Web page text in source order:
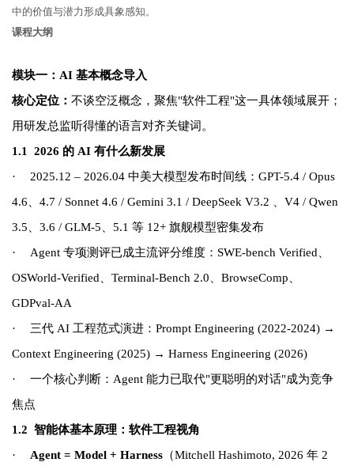
中的价值与潜力形成具象感知。
课程大纲
模块一：AI 基本概念导入
核心定位： 不谈空泛概念，聚焦"软件工程"这一具体领域展开；
用研发总监听得懂的语言对齐关键词。
1.1 2026 的 AI 有什么新发展
·
2025.12 – 2026.04 中美大模型发布时间线：GPT-5.4 / Opus
4.6 、4.7 / Sonnet 4.6 / Gemini 3.1 / DeepSeek V3.2 、V4 / Qwen
3.5 、3.6 / GLM-5 、5.1 等 12+ 旗舰模型密集发布
·
Agent 专项测评已成主流评分维度：SWE-bench Verified、
OSWorld-Verified、Terminal-Bench 2.0、BrowseComp、
GDPval-AA
·
三代 AI 工程范式演进：Prompt Engineering (2022-2024) →
Context Engineering (2025) → Harness Engineering (2026)
·
一个核心判断：Agent 能力已取代"更聪明的对话"成为竞争
焦点
1.2 智能体基本原理：软件工程视角
·
Agent = Model + Harness （Mitchell Hashimoto, 2026 年 2